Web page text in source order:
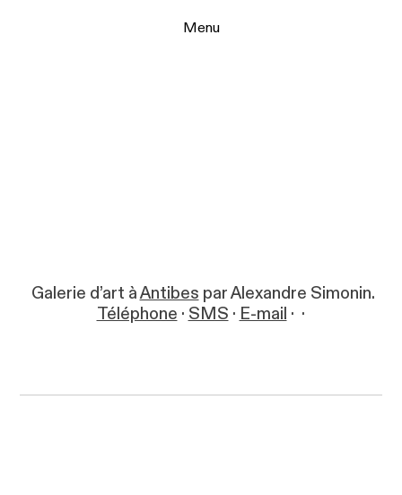
Menu
Galerie d’art àAntibespar Alexandre Simonin.
Téléphone·SMS·E-mail· ·